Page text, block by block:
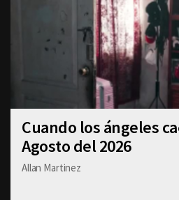
Cuando los ángeles
Agosto del 2026
Allan Martinez